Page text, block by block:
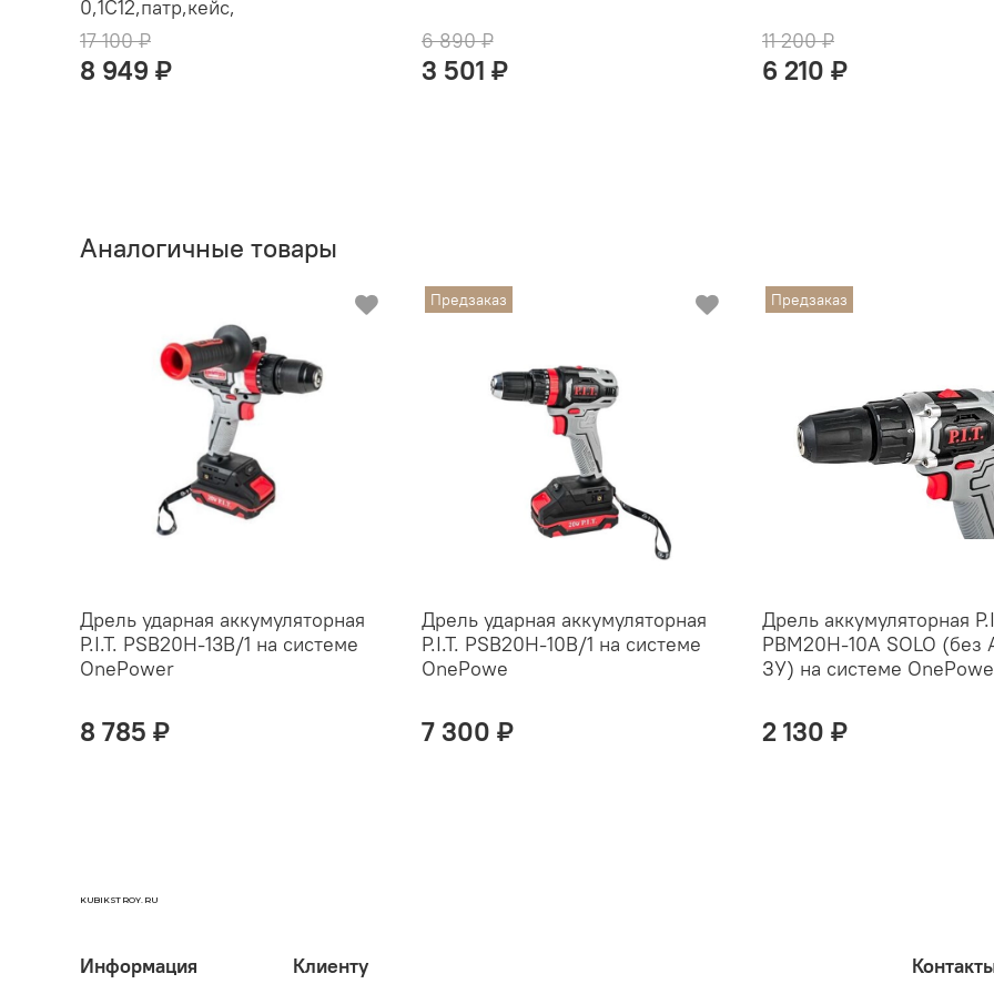
Уникальный патрон 2
Подходит для
держателя бит с
Автоматическое
Теплозащитная
продолжительной
Переключатель
выворачивания
Яркая
зону, без тени от
Скоба для
Эргономичная
Подходит для
Оснастка в
Применение:
Для
0,1С12,патр,кейс,
17 100 ₽
8 949 ₽
6 890 ₽
3 501 ₽
11 200 ₽
6 210 ₽
Аналогичные товары
Дрель ударная аккумуляторная
P.I.T. PSB20H-13B/1 на системе
OnePower
8 785 ₽
Предзаказ
Дрель ударная аккумуляторная
P.I.T. PSB20H-10B/1 на системе
OnePowe
7 300 ₽
Предзаказ
Дрель аккумуляторная
PBM20H-10A SOLO (без
ЗУ) на системе
2 130 ₽
KUBIKSTROY.RU
Информация Клиенту